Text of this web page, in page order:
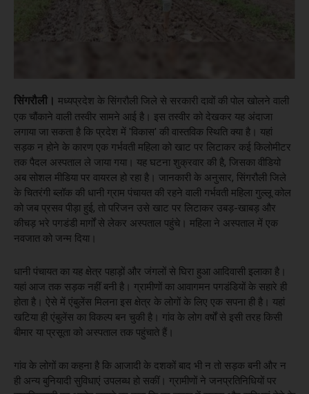
सिंगरौली। मध्यप्रदेश के सिंगरौली जिले से सरकारी दावों की पोल खोलने वाली
एक चौंकाने वाली तस्वीर सामने आई है। इस तस्वीर को देखकर यह अंदाजा
लगाया जा सकता है कि प्रदेश में 'विकास' की वास्तविक स्थिति क्या है। यहां
सड़क न होने के कारण एक गर्भवती महिला को खाट पर लिटाकर कई किलोमीटर
तक पैदल अस्पताल ले जाया गया। यह घटना शुक्रवार की है, जिसका वीडियो
अब सोशल मीडिया पर वायरल हो रहा है। जानकारी के अनुसार, सिंगरौली जिले
के चितरंगी ब्लॉक की धानी ग्राम पंचायत की रहने वाली गर्भवती महिला गुल्लू कोल
को जब प्रसव पीड़ा हुई, तो परिजन उसे खाट पर लिटाकर उबड़-खाबड़ और
कीचड़ भरे पगडंडी मार्गों से लेकर अस्पताल पहुंचे। महिला ने अस्पताल में एक
नवजात को जन्म दिया।
धानी पंचायत का यह क्षेत्र पहाड़ों और जंगलों से घिरा हुआ आदिवासी इलाका है।
यहां आज तक सड़क नहीं बनी है। ग्रामीणों का आवागमन पगडंडियों के सहारे ही
होता है। ऐसे में एंबुलेंस मिलना इस क्षेत्र के लोगों के लिए एक सपना ही है। यहां
खटिया ही एंबुलेंस का विकल्प बन चुकी है। गांव के लोग वर्षों से इसी तरह किसी
बीमार या प्रसूता को अस्पताल तक पहुंचाते हैं।
गांव के लोगों का कहना है कि आजादी के दशकों बाद भी न तो सड़क बनी और न
ही अन्य बुनियादी सुविधाएं उपलब्ध हो सकीं। ग्रामीणों ने जनप्रतिनिधियों पर